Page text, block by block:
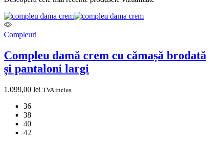
Compleuri
Compleu damă crem cu cămașă brodată
și pantaloni largi
1.099,00 lei TVA inclus
36
38
40
42